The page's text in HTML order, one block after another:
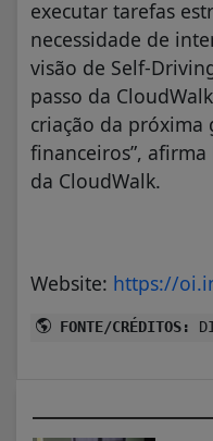
executar tarefas
necessidade de
visão de Self-
passo da
criação da próxima
financeiros”,
da CloudWalk.
Website: https://
FONTE/CRÉDITOS: